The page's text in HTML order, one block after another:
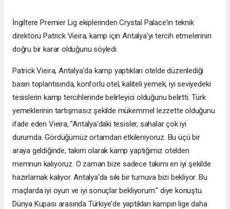
İngiltere Premier Lig ekiplerinden Crystal Palace'ın teknik
direktörü Patrick Vieira, kamp için Antalya'yı tercih etmelerinin
doğru bir karar olduğunu söyledi.
Patrick Vieira, Antalya'da kamp yaptıkları otelde düzenlediği
basın toplantısında, konforlu otel, kaliteli yemek, iyi seviyedeki
tesislerin kamp tercihlerinde belirleyici olduğunu belirtti. Türk
yemeklerinin tartışmasız şekilde mükemmel lezzette olduğunu
ifade eden Vieira, "Antalya'daki tesisler, sahalar çok iyi
durumda. Gördüğümüz ortamdan etkileniyoruz. Bu üçü bir
araya geldiğinde, takım olarak kamp yaptığımız otelden
memnun kalıyoruz. O zaman bize sadece takımı en iyi şekilde
hazırlamak kalıyor. Antalya'da sıkı bir turnuva bizi bekliyor. Bu
maçlarda iyi oyun ve iyi sonuçlar bekliyorum." diye konuştu.
Dünya Kupası arasında Türkiye'de yaptıkları kampın lige daha